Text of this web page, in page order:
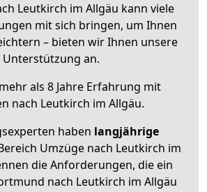
Leutkirch im Allgäu kann viele
mit sich bringen, um Ihnen
– bieten wir Ihnen unsere
Unterstützung an.
als 8 Jahre Erfahrung mit
nach Leutkirch im Allgäu.
haben langjährige
Umzüge nach Leutkirch im
die Anforderungen, die ein
nach Leutkirch im Allgäu